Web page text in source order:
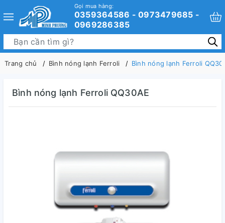
Gọi mua hàng:
0359364586 - 0973479685 -
0969286385
Trang chủ Bình nóng lạnh Ferroli Bình nóng lạnh Ferroli
Bình nóng lạnh Ferroli QQ30AE